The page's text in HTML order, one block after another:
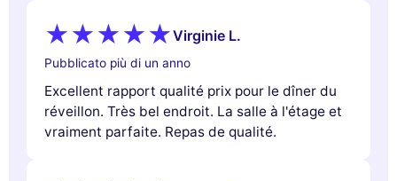
Virginie L.
Pubblicato più di un anno
Excellent rapport qualité prix pour le dîner du
réveillon. Très bel endroit. La salle à l'étage et
vraiment parfaite. Repas de qualité.